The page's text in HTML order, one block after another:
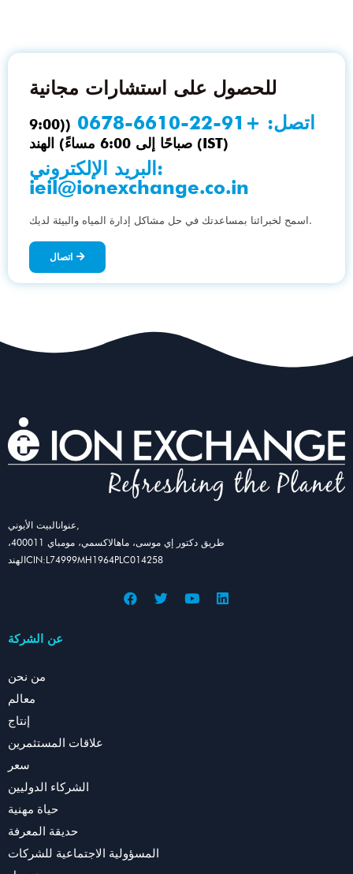
للحصول على استشارات مجانية
اتصل: +91-22-6610-0678
((9:00
صباحًا إلى 6:00 مساءً) الهند (IST)
البريد الإلكتروني:
ieil@ionexchange.co.in
اسمح لخبرائنا بمساعدتك في حل مشاكل إدارة المياه والبيئة لديك.
اتصال
عنوانالبيت الأيوني,
طريق دكتور إي موسى، ماهالاكسمي، مومباي 400011،
الهندCIN:L74999MH1964PLC014258
عن الشركة
من نحن
معالم
إنتاج
علاقات المستثمرين
سعر
الشركاء الدوليين
حياة مهنية
حديقة المعرفة
المسؤولية الاجتماعية للشركات